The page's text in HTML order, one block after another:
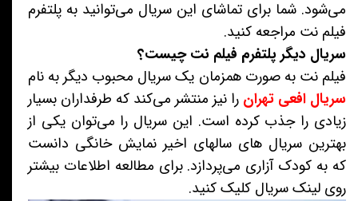
می‌شود. شما برای تماشای این سریال می‌توانید به پلتفرم
فیلم نت مراجعه کنید.
سریال دیگر پلتفرم فیلم نت چیست؟
فیلم نت به صورت همزمان یک سریال محبوب دیگر به نام
سریال افعی تهران را نیز منتشر می‌کند که طرفداران بسیار
زیادی را جذب کرده است. این سریال را می‌توان یکی از
بهترین سریال های سالهای اخیر نمایش خانگی دانست
که به کودک آزاری می‌پردازد. برای مطالعه اطلاعات بیشتر
روی لینک سریال کلیک کنید.